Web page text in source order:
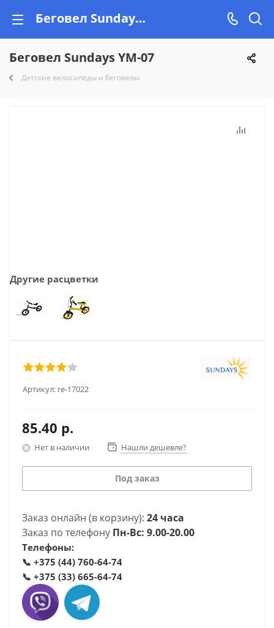
Беговел Sundays YM-07 купить недорого на Vishop!
Беговел Sundays YM-07
Детские велосипеды и беговелы
Другие расцветки
Артикул: re-17022
85.40 р.
Нет в наличии Нашли дешевле?
Под заказ
Заказ онлайн (в корзину): 24 часа
Заказ по телефону Пн-Вс: 9.00-20.00
Телефоны:
📞 +375 (44) 760-64-74
📞 +375 (33) 665-64-74